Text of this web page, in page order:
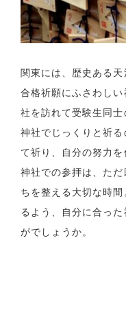
関東には、歴史ある天
合格祈願にふさわし
社を訪れて受験生同
神社でじっくりと祈
て祈り、自分の努力を
神社での参拝は、た
ちを整える大切な時
るよう、自分に合っ
がでしょうか。